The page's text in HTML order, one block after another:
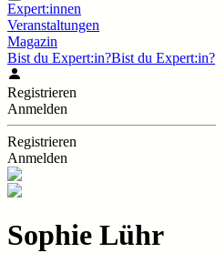
Expert:innen
Veranstaltungen
Magazin
Bist du Expert:in?Bist du Expert:in?
Registrieren
Anmelden
Registrieren
Anmelden
Sophie Lühr